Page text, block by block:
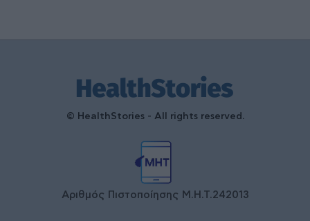
© HealthStories - All rights reserved.
Αριθμός Πιστοποίησης Μ.Η.Τ.242013